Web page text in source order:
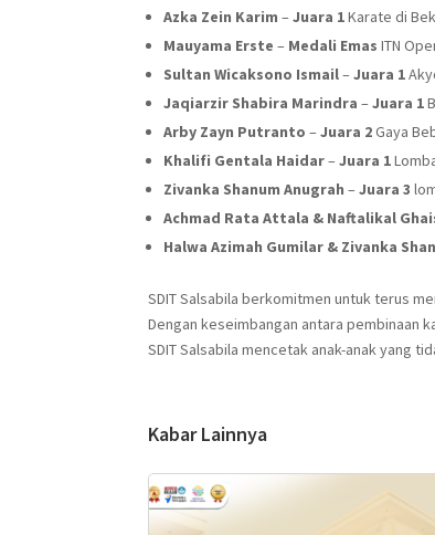
Azka Zein Karim –Juara 1Karate di
Mauyama Erste – Medali Emas ITN
Sultan Wicaksono Ismail–Juara 1
Jaqiarzir Shabira Marindra –Juara 1
Arby Zayn Putranto –Juara 2Gaya
Khalifi Gentala Haidar–Juara 1
Zivanka Shanum Anugrah –Juara 3
Achmad Rata Attala & Naftalikal
Halwa Azimah Gumilar & Zivanka
SDIT Salsabila berkomitmen untuk terus
Dengan keseimbangan antara pembinaan
SDIT Salsabila mencetak anak-anak yang
Kabar Lainnya